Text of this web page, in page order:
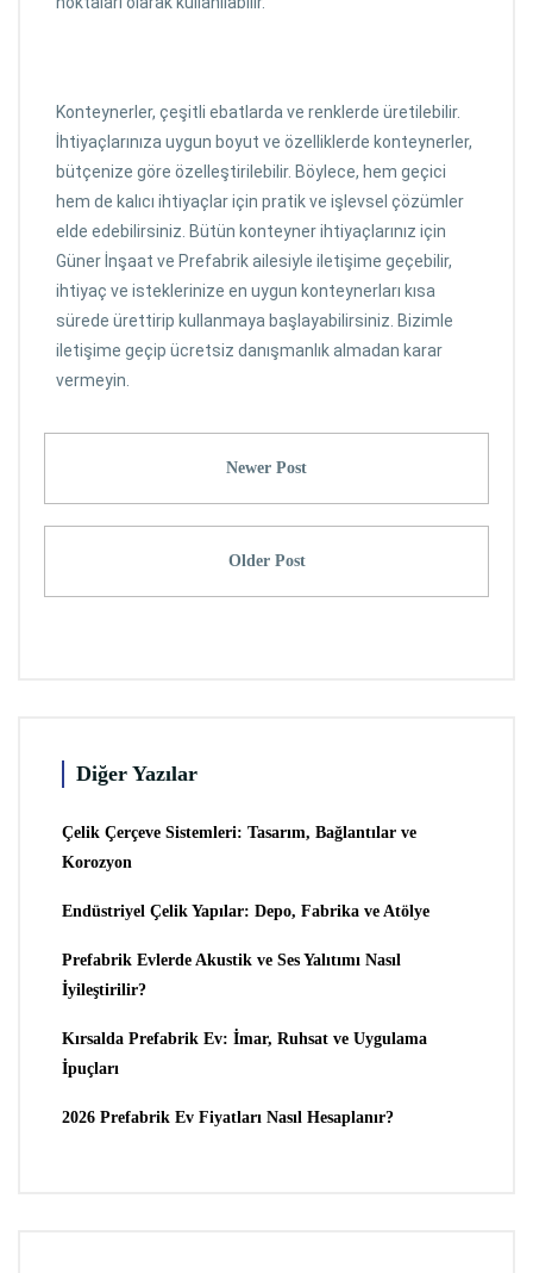
Konteynerler, çeşitli ebatlarda ve renklerde üretilebilir.
İhtiyaçlarınıza uygun boyut ve özelliklerde konteynerler,
bütçenize göre özelleştirilebilir. Böylece, hem geçici
hem de kalıcı ihtiyaçlar için pratik ve işlevsel çözümler
elde edebilirsiniz. Bütün konteyner ihtiyaçlarınız için
Güner İnşaat ve Prefabrik ailesiyle iletişime geçebilir,
ihtiyaç ve isteklerinize en uygun konteynerları kısa
sürede ürettirip kullanmaya başlayabilirsiniz. Bizimle
iletişime geçip ücretsiz danışmanlık almadan karar
vermeyin.
Newer Post
Older Post
Diğer Yazılar
Çelik Çerçeve Sistemleri: Tasarım, Bağlantılar ve
Korozyon
Endüstriyel Çelik Yapılar: Depo, Fabrika ve Atölye
Prefabrik Evlerde Akustik ve Ses Yalıtımı Nasıl
İyileştirilir?
Kırsalda Prefabrik Ev: İmar, Ruhsat ve Uygulama
İpuçları
2026 Prefabrik Ev Fiyatları Nasıl Hesaplanır?